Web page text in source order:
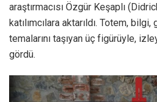
araştırmacısı Özgür Keşaplı
katılımcılara aktarıldı. Totem,
temalarını taşıyan üç figürüyle,
gördü.